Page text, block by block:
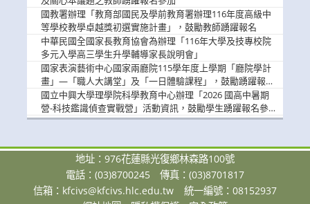
國教署辦理「教育部國民及學前教育署辦理116年度高級中
等學校教學卓越獎初選實施計畫」，鼓勵教師踴躍報名
中華民國全國家長教育協會為辦理「116年大學及技專校院
多元入學高三學生升學輔導家長說明會」
國家表演藝術中心國家兩廳院115學年度上學期「廳院學計
畫」—「職人大講堂」及「一日體驗課程」，鼓勵踴躍報名
參與。
國立中興大學理學院科學教育中心辦理「2026 國高中暑期
營-科技鑑識偵查實戰營」活動資訊，鼓勵學生踴躍報名參
加。
地址：976花蓮縣光復鄉林森路100號
電話：(03)8700245
傳真：(03)8701817
信箱： kfcivs@kfcivs.hlc.edu.tw
統一編號：08152937